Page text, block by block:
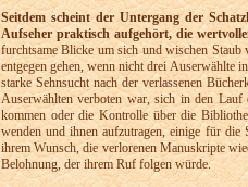
Seitdem scheint der Untergang der
Aufseher praktisch aufgehört, die
furchtsame Blicke um sich und wischen
entgegen gehen, wenn nicht drei Auserwählte
starke Sehnsucht nach der verlassenen
Auserwählten verboten war, sich in den Lauf
kommen oder die Kontrolle über die
wenden und ihnen aufzutragen, einige für die
ihrem Wunsch, die verlorenen Manuskripte
Belohnung, der ihrem Ruf folgen würde.